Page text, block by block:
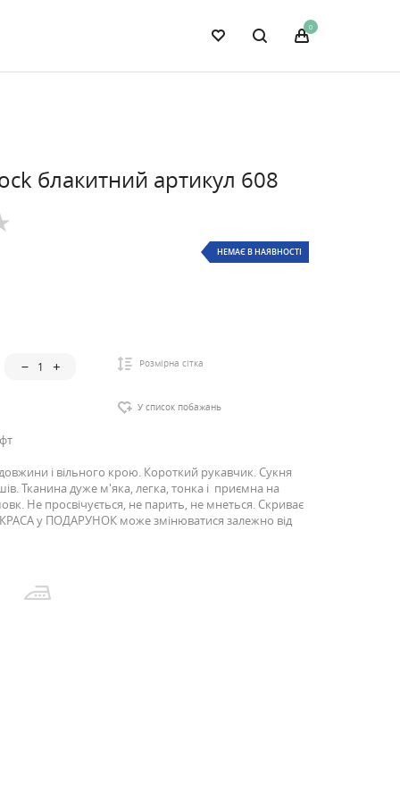
0
блакитний артикул 608
НЕМАЄ В НАЯВНОСТІ
Розмірна сітка
У список побажань
і вільного крою. Короткий рукавчик. Сукня
Тканина дуже м'яка, легка, тонка і приємна на
Не просвічується, не парить, не мнеться. Скриває
у ПОДАРУНОК може змінюватися залежно від